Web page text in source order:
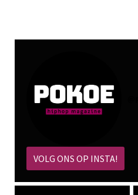
VOLG ONS OP INSTA!